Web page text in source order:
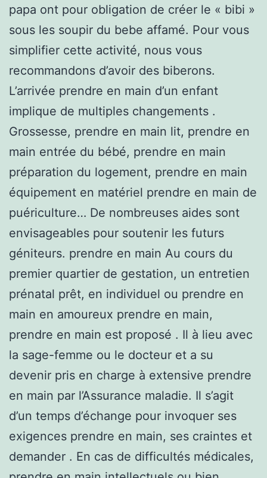
papa ont pour obligation de créer le « bibi »
sous les soupir du bebe affamé. Pour vous
simplifier cette activité, nous vous
recommandons d’avoir des biberons.
L’arrivée prendre en main d’un enfant
implique de multiples changements .
Grossesse, prendre en main lit, prendre en
main entrée du bébé, prendre en main
préparation du logement, prendre en main
équipement en matériel prendre en main de
puériculture… De nombreuses aides sont
envisageables pour soutenir les futurs
géniteurs. prendre en main Au cours du
premier quartier de gestation, un entretien
prénatal prêt, en individuel ou prendre en
main en amoureux prendre en main,
prendre en main est proposé . Il à lieu avec
la sage-femme ou le docteur et a su
devenir pris en charge à extensive prendre
en main par l’Assurance maladie. Il s’agit
d’un temps d’échange pour invoquer ses
exigences prendre en main, ses craintes et
demander . En cas de difficultés médicales,